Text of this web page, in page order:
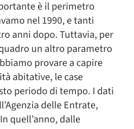
è il perimetro
nel 1990, e tanti
anni dopo. Tuttavia, per
un altro parametro
provare a capire
abitative, le case
periodo di tempo. I dati
delle Entrate,
quell’anno, dalle